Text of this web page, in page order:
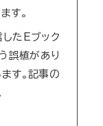
す。
たEブック
誤植があり
す。記事の